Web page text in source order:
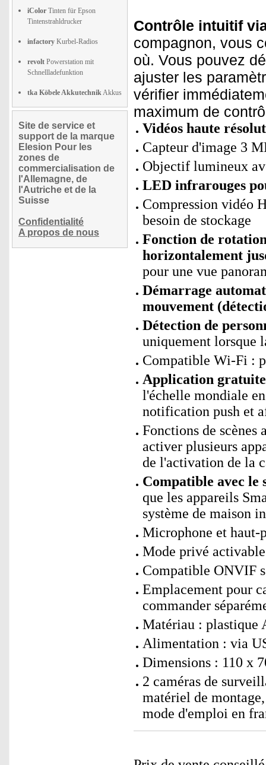
iColor Tinten für Epson
Tintenstrahldrucker
infactory Kurbel-Radios
revolt Powerstation mit
Schnellladefunktion
tka Köbele AkkutechnikAkkus
Site de service et
support de la marque
Elesion Pour les
zones de
commercialisation de
l'Allemagne, de
l'Autriche et de la
Suisse
Confidentialité
A propos de nous
Contrôle intuitif
compagnon, vous
où. Vous pouvez
ajuster les
vérifier
maximum de
Vidéos haute
Capteur d'image 3
Objectif lumineux
LED infrarouges
Compression vidéo
besoin de stockage
Fonction de
horizontalement
pour une vue
Démarrage
mouvement
Détection de
uniquement lorsque
Compatible Wi-Fi :
Application
l'échelle mondiale
notification push et
Fonctions de scènes
activer plusieurs
de l'activation de la
Compatible avec le
que les appareils
système de maison
Microphone et haut-
Mode privé activable
Compatible ONVIF
Emplacement pour
commander
Matériau : plastique
Alimentation : via
Dimensions : 110 x
2 caméras de
matériel de
mode d'emploi en